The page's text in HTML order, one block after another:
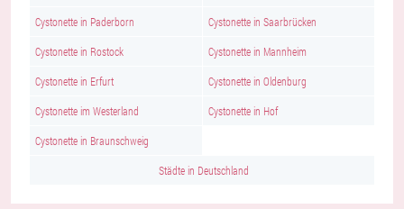
Cystonette in Paderborn Cystonette in Saarbrücken
Cystonette in Rostock Cystonette in Mannheim
Cystonette in Erfurt Cystonette in Oldenburg
Cystonette im Westerland Cystonette in Hof
Cystonette in Braunschweig
Städte in Deutschland